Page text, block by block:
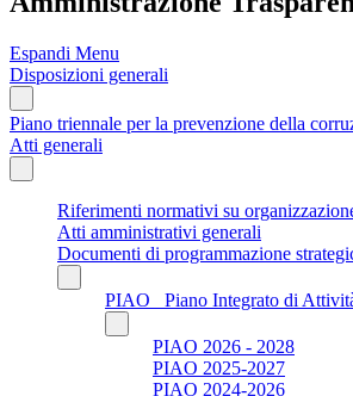
Espandi Menu
Disposizioni generali
Piano triennale per la prevenzione della
Atti generali
Riferimenti normativi su
Atti amministrativi generali
Documenti di programmazione
PIAO_ Piano Integrato di
PIAO 2026 - 2028
PIAO 2025-2027
PIAO 2024-2026